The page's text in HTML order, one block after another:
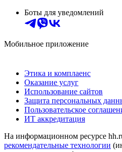
Боты для уведомлений
Мобильное приложение
Этика и комплаенс
Оказание услуг
Использование сайтов
Защита персональных
Пользовательское
ИТ аккредитация
На информационном ресурсе
рекомендательные технологии